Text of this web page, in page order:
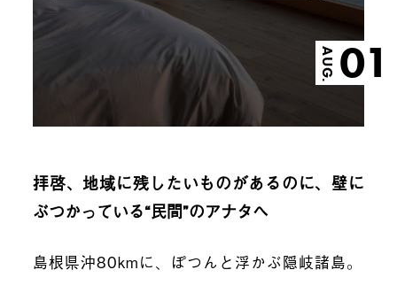
AUG. 01
拝啓、地域に残したいものがあるのに、壁に
ぶつかっている“民間”のアナタへ
島根県沖80kmに、ぽつんと浮かぶ隠岐諸島。